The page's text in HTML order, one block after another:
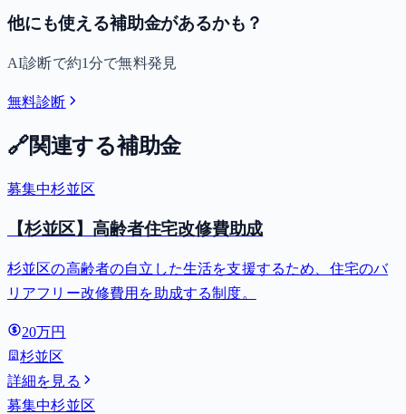
他にも使える補助金があるかも？
AI診断で約1分で無料発見
無料診断
🔗関連する補助金
募集中杉並区
【杉並区】高齢者住宅改修費助成
杉並区の高齢者の自立した生活を支援するため、住宅のバ
リアフリー改修費用を助成する制度。
20万円
杉並区
詳細を見る
募集中杉並区